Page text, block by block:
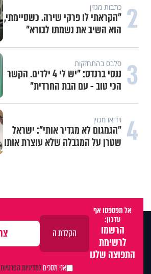
2 כתבות מגזין
"הקראתי לו פרקי שירה. כשסיימתי,
הוא השיב את נשמתו לבורא"
3 סלבס בהתחזקות
ננסי ברנדס: "יש לי 4 ילדים. הקשר
הכי טוב - עם הבת החרדית"
4 וידיאו מגזין
"הגמגום לא מגדיר אותי": ישראל
שטרן על המגבלה שלא עוצרת אותו
אל תפספסו אף
עדכון:
הרשמו
לרשימת
התפוצה שלנו
אני מסכיםלמדיניות הפרטיות